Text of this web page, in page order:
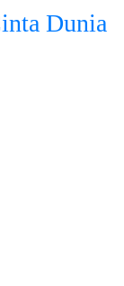
Dunia